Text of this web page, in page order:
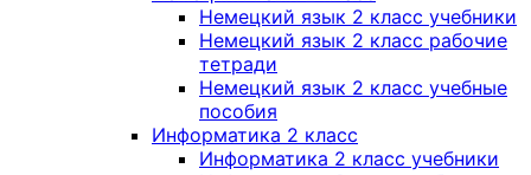
Немецкий язык 2 класс учебники
Немецкий язык 2 класс рабочие
тетради
Немецкий язык 2 класс учебные
пособия
Информатика 2 класс
Информатика 2 класс учебники